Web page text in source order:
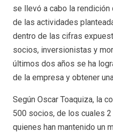
se llevó a cabo la
de las actividades
dentro de las cifras
socios, inversionistas y
últimos dos años se ha
de la empresa y obtener
Según Oscar Toaquiza, la
500 socios, de los cuales
quienes han mantenido un